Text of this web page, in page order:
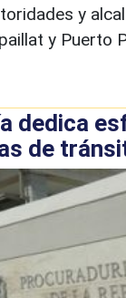
y
y Puerto
dedica
de